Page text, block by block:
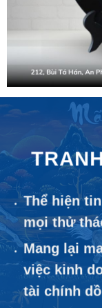
Thể hiện
mọi thử
Mang lại
việc kinh
tài chính